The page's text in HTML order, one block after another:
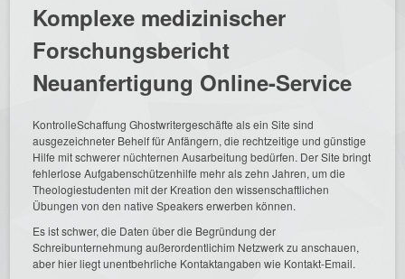
Komplexe medizinischer
Forschungsbericht
Neuanfertigung Online-Service
KontrolleSchaffung Ghostwritergeschäfte als ein Sitesind
ausgezeichneter Behelf für Anfängern, die rechtzeitige und günstige
Hilfe mit schwerer nüchternen Ausarbeitung bedürfen. Der Site bringt
fehlerlose Aufgabenschützenhilfe mehr als zehn Jahren, um die
Theologiestudenten mit der Kreation den wissenschaftlichen
Übungen von den native Speakers erwerben können.
Es ist schwer, die Daten über die Begründung der
Schreibunternehmung außerordentlichim Netzwerk zu anschauen,
aber hier liegt unentbehrliche Kontaktangaben wie Kontakt-Email.